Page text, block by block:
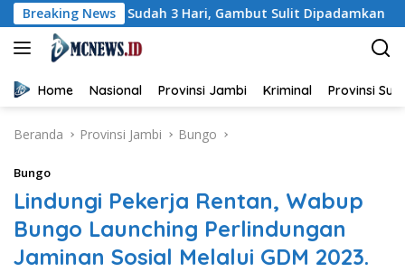
Langsung
ke
konten
Breaking News
Sudah 3 Hari, Gambut Sulit Dipadamkan Wagub
Home Nasional Provinsi Jambi Kriminal Provinsi
Beranda Provinsi Jambi Bungo
Bungo
Lindungi Pekerja Rentan, Wabup
Bungo Launching Perlindungan
Jaminan Sosial Melalui GDM 2023.